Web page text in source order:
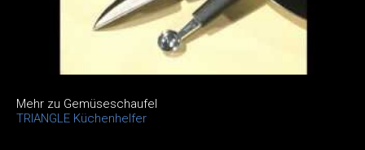
Mehr zu Gemüseschaufel
TRIANGLE Küchenhelfer